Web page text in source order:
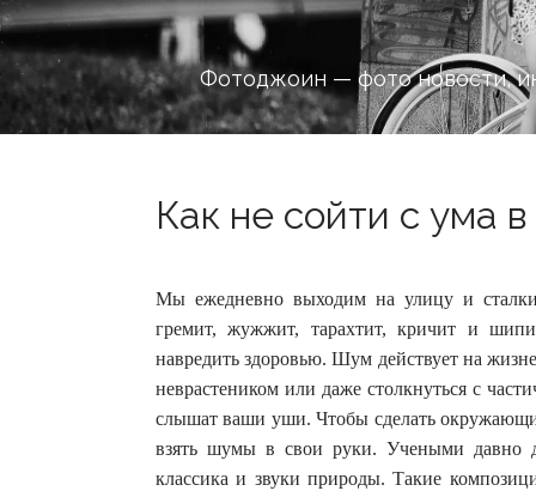
Фотоджоин — фото новости,
Как не сойти с ума
Мы ежедневно выходим на улицу и
гремит, жужжит, тарахтит, кричит и
навредить здоровью.Шум действует на
неврастеником или даже столкнуться с
слышат ваши уши. Чтобы сделать
взять шумы в свои руки. Учеными давно
классика и звуки природы. Такие